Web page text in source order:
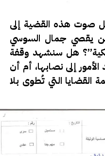
صوت هذه القضية إلى
يقصي جمال السوسي
هل سنشهد وقفة
إلى نصابها، أم أن
القضايا التي تُطوى بلا